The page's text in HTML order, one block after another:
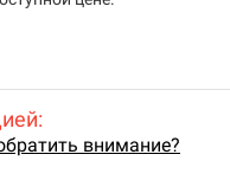
внимание?